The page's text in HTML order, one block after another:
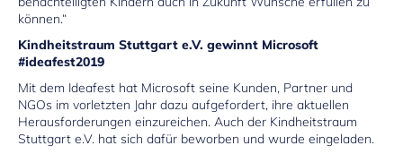
können.“
Kindheitstraum Stuttgart e.V. gewinnt Microsoft
#ideafest2019
Mit dem Ideafest hat Microsoft seine Kunden, Partner und
NGOs im vorletzten Jahr dazu aufgefordert, ihre aktuellen
Herausforderungen einzureichen. Auch der Kindheitstraum
Stuttgart e.V. hat sich dafür beworben und wurde eingeladen.